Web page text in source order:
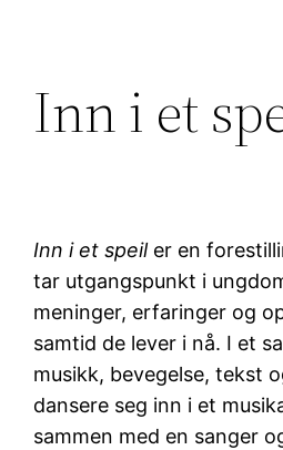
Inn i et
Inn i et speiler en
tar utgangspunkt i
meninger, erfaringer og
samtid de lever i nå. I et
musikk, bevegelse, tekst
dansere seg inn i et
sammen med en sanger